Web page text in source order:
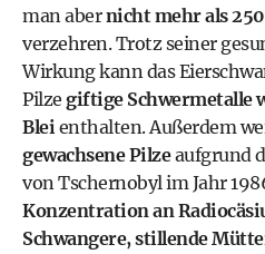
man abernicht mehr als
verzehren. Trotz seiner
Wirkung kann das
Pilze giftige Schwermetalle
Bleienthalten. Außerdem
gewachsene Pilzeaufgrund
von Tschernobyl im Jahr
Konzentration an
Schwangere, stillende